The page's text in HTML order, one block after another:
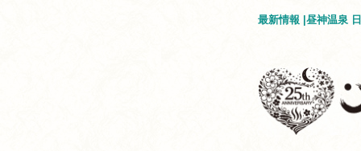
最新情報 |昼神温泉